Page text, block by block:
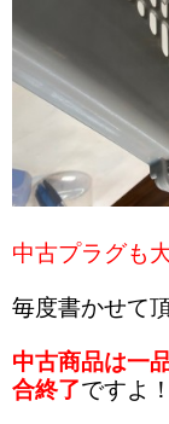
中古プラグも
毎度書かせて
中古商品は一
合終了ですよ